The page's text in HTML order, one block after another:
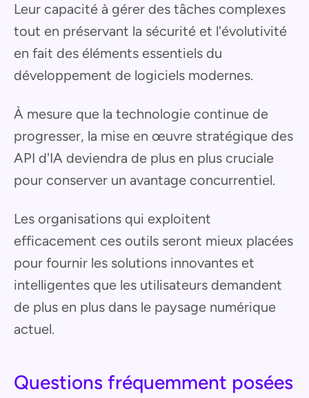
Leur capacité à gérer des tâches complexes
tout en préservant la sécurité et l'évolutivité
en fait des éléments essentiels du
développement de logiciels modernes.
À mesure que la technologie continue de
progresser, la mise en œuvre stratégique des
API d'IA deviendra de plus en plus cruciale
pour conserver un avantage concurrentiel.
Les organisations qui exploitent
efficacement ces outils seront mieux placées
pour fournir les solutions innovantes et
intelligentes que les utilisateurs demandent
de plus en plus dans le paysage numérique
actuel.
Questions fréquemment posées